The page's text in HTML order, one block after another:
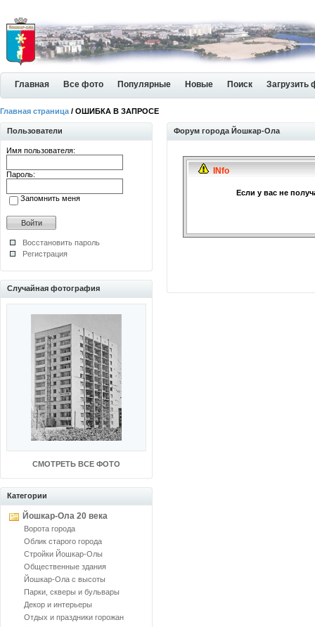
Главная Все фото Популярные Новые Поиск Загрузить
Главная страница / ОШИБКА В ЗАПРОСЕ
Пользователи
Имя пользователя:
Пароль:
Запомнить меня
Восстановить пароль
Регистрация
Случайная фотография
СМОТРЕТЬ ВСЕ ФОТО
Категории
Йошкар-Ола 20 века
Ворота города
Облик старого города
Стройки Йошкар-Олы
Общественные здания
Йошкар-Ола с высоты
Парки, скверы и бульвары
Декор и интерьеры
Отдых и праздники горожан
Форум города Йошкар-Ола
INfo
Если у вас не